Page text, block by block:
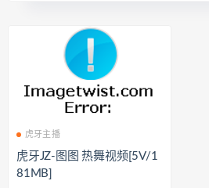
虎牙主播
虎牙JZ-图图 热舞视频[5V/1
81MB]